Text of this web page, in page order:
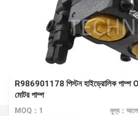
R986901178 পিস্টন হাইড্রোলিক পাম্প
মোটর পাম্প
MOQ：1 মূল্য：